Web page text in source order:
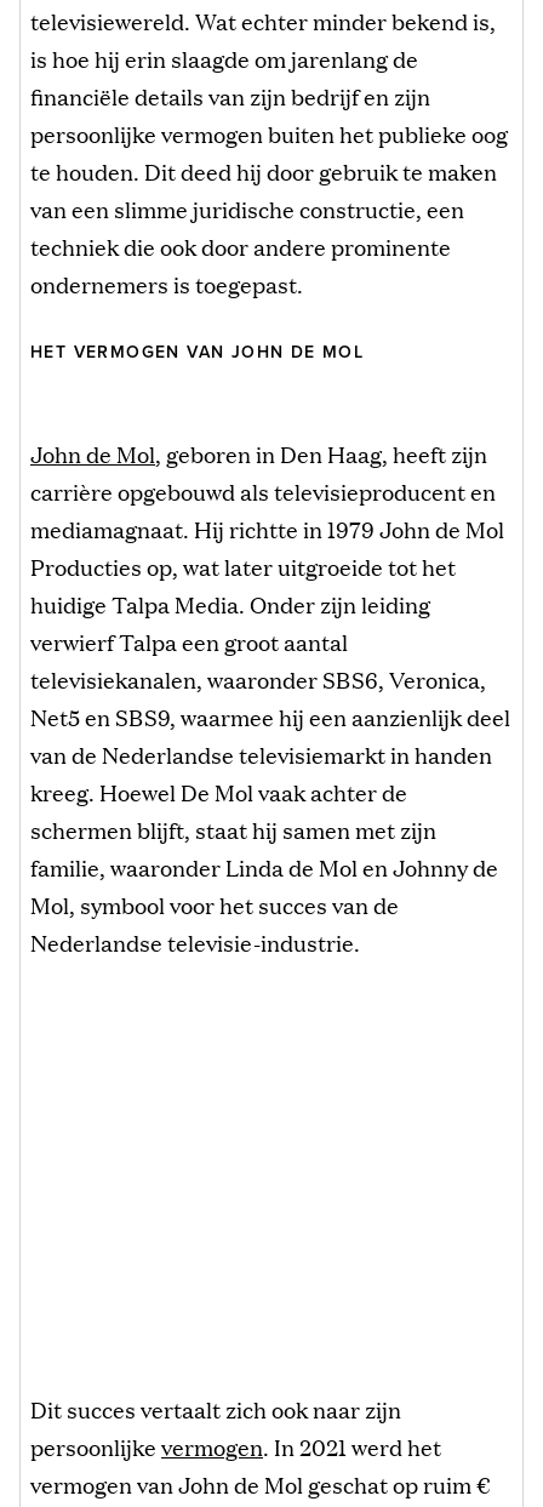
televisiewereld. Wat echter minder bekend is,
is hoe hij erin slaagde om jarenlang de
financiële details van zijn bedrijf en zijn
persoonlijke vermogen buiten het publieke oog
te houden. Dit deed hij door gebruik te maken
van een slimme juridische constructie, een
techniek die ook door andere prominente
ondernemers is toegepast.
HET VERMOGEN VAN JOHN DE MOL
John de Mol, geboren in Den Haag, heeft zijn
carrière opgebouwd als televisieproducent en
mediamagnaat. Hij richtte in 1979 John de Mol
Producties op, wat later uitgroeide tot het
huidige Talpa Media. Onder zijn leiding
verwierf Talpa een groot aantal
televisiekanalen, waaronder SBS6, Veronica,
Net5 en SBS9, waarmee hij een aanzienlijk deel
van de Nederlandse televisiemarkt in handen
kreeg. Hoewel De Mol vaak achter de
schermen blijft, staat hij samen met zijn
familie, waaronder Linda de Mol en Johnny de
Mol, symbool voor het succes van de
Nederlandse televisie-industrie.
Dit succes vertaalt zich ook naar zijn
persoonlijkevermogen. In 2021 werd het
vermogen van John de Mol geschat op ruim €